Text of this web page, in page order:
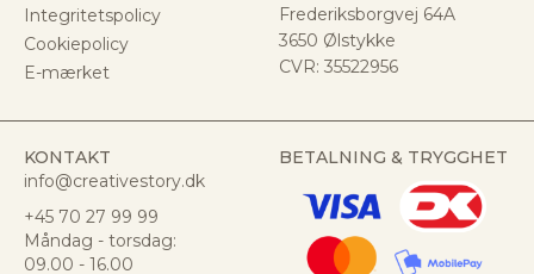
Integritetspolicy
Cookiepolicy
E-mærket
Frederiksborgvej 64A
3650 Ølstykke
CVR: 35522956
KONTAKT
info@creativestory.dk
+45 70 27 99 99
Måndag - torsdag:
09.00 - 16.00
BETALNING & TRYGGHET